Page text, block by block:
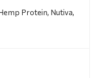
Protein, Nutiva,